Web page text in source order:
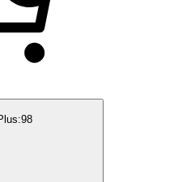
98